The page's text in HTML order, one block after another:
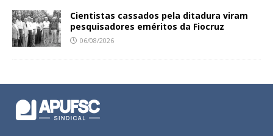
Cientistas cassados pela ditadura viram
pesquisadores eméritos da Fiocruz
06/08/2026